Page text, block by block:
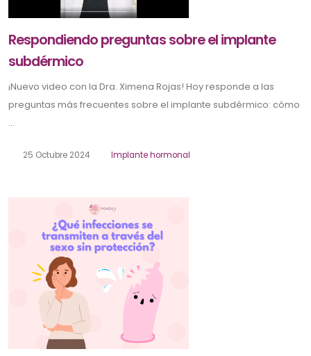
Respondiendo preguntas sobre el implante
subdérmico
¡Nuevo video con la Dra. Ximena Rojas! Hoy responde a las
preguntas más frecuentes sobre el implante subdérmico: cómo
...
25 Octubre 2024 Implante hormonal